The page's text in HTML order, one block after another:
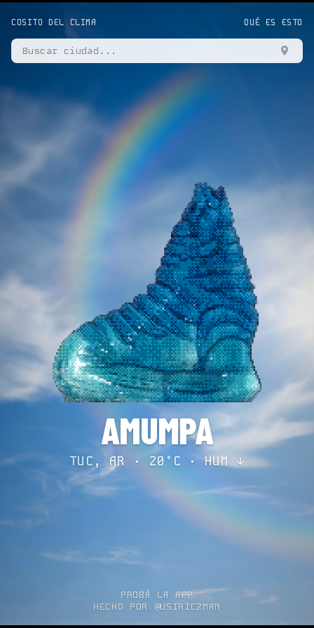
COSITO DEL CLIMA QUÉ ES ESTO
AMUMPA
TUC, AR · 20°C ·HUM ↓
PROBÁ LA APP
HECHO POR @USIRICZMAN